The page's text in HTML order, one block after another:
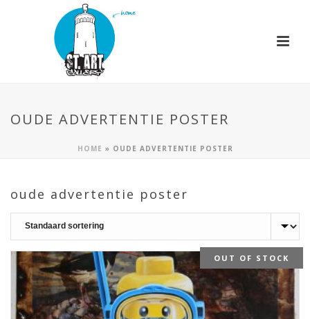
OUDE ADVERTENTIE POSTER
HOME » OUDE ADVERTENTIE POSTER
oude advertentie poster
OUT OF STOCK